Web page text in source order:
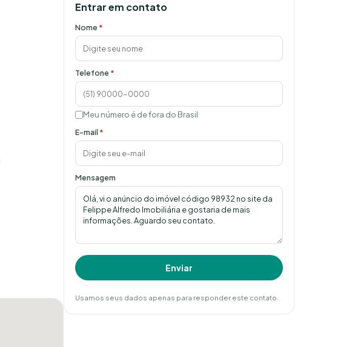
Entrar em contato
Nome *
Telefone *
Meu número é de fora do Brasil
E-mail *
Mensagem
Enviar
Usamos seus dados apenas para responder este contato.